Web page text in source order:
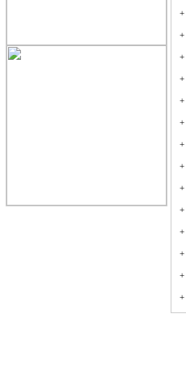
+
+
+
+
+
+
+
+
+
+
+
+
+
+